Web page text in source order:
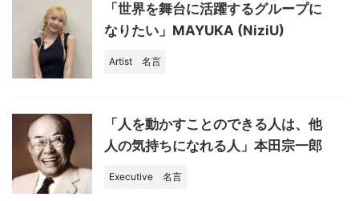
「世界を舞台に活躍するグループに
なりたい」MAYUKA (NiziU)
Artist 名言
「人を動かすことのできる人は、他
人の気持ちになれる人」本田宗一郎
Executive 名言